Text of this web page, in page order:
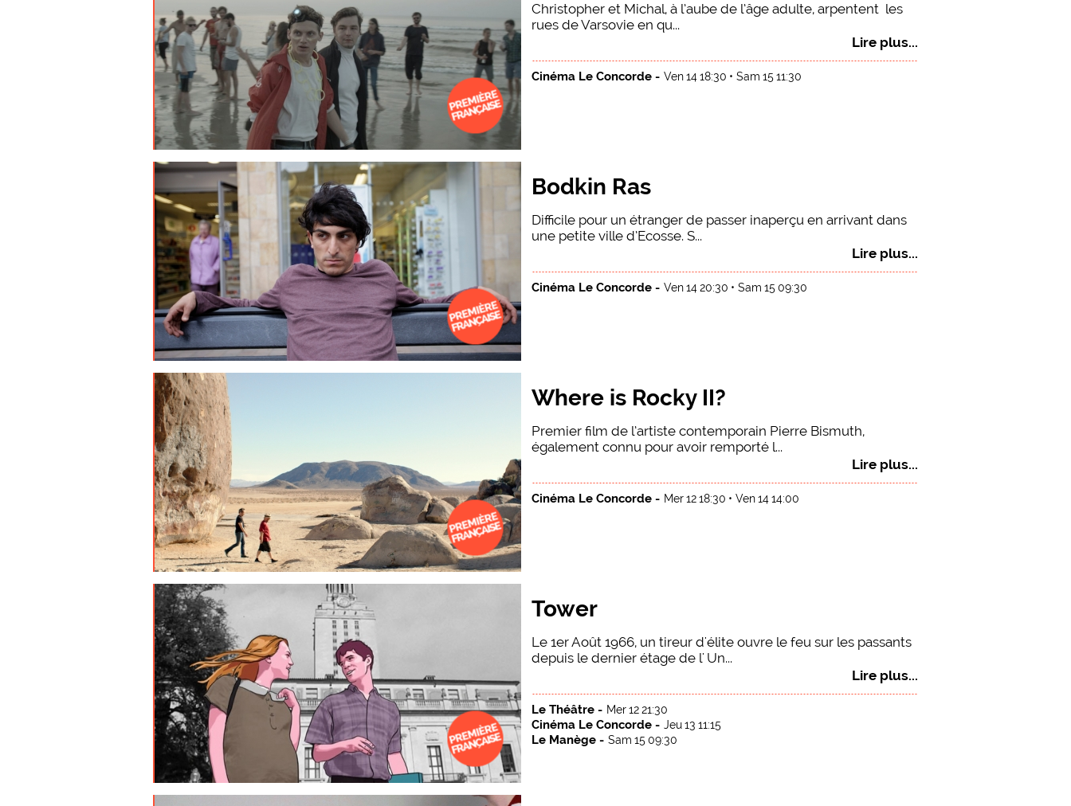
Christopher et Michal, à l’aube de l’âge adulte, arpentent les
rues de Varsovie en qu...
Lire plus...
Cinéma Le Concorde - Ven 14 18:30 Sam 15 11:30
Bodkin Ras
Difficile pour un étranger de passer inaperçu en arrivant dans
une petite ville d’Ecosse. S...
Lire plus...
Cinéma Le Concorde - Ven 14 20:30 Sam 15 09:30
Where is Rocky II?
Premier film de l’artiste contemporain Pierre Bismuth,
également connu pour avoir remporté l...
Lire plus...
Cinéma Le Concorde - Mer 12 18:30 Ven 14 14:00
Tower
Le 1er Août 1966, un tireur d'élite ouvre le feu sur les passants
depuis le dernier étage de l' Un...
Lire plus...
Le Théâtre - Mer 12 21:30
Cinéma Le Concorde - Jeu 13 11:15
Le Manège - Sam 15 09:30